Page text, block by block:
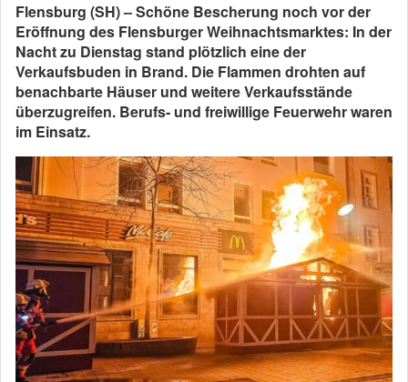
Flensburg (SH) – Schöne Bescherung noch vor der
Eröffnung des Flensburger Weihnachtsmarktes: In der
Nacht zu Dienstag stand plötzlich eine der
Verkaufsbuden in Brand. Die Flammen drohten auf
benachbarte Häuser und weitere Verkaufsstände
überzugreifen. Berufs- und freiwillige Feuerwehr waren
im Einsatz.